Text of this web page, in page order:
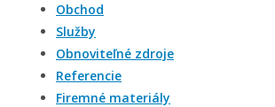
Obchod
Služby
Obnoviteľné zdroje
Referencie
Firemné materiály